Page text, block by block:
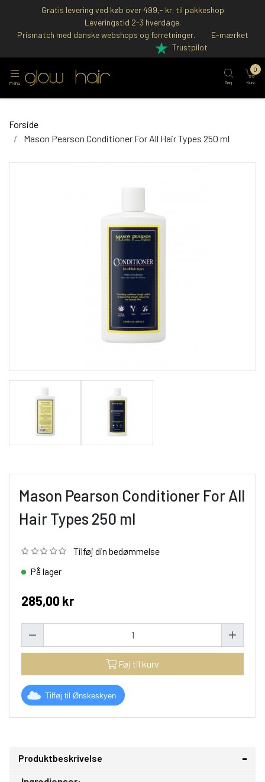
Gratis levering ved køb over 499,- kr. til pakkeshop
Leveringstid 2-3 hverdage.
Prismatch med danske webshops og forretninger.
E-mærket
Trustpilot
Menu Søg Kurv
0
Forside
Mason Pearson Conditioner For All Hair Types 250 ml
Mason Pearson Conditioner For All
Hair Types 250 ml
Tilføj din bedømmelse
På lager
285,00 kr
Føj til kurv
Tilføj til Ønskeskyen
Produktbeskrivelse